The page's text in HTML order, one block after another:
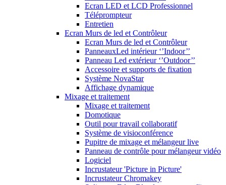
Ecran LED et LCD Professionnel
Téléprompteur
Entretien
Ecran Murs de led et Contrôleur
Ecran Murs de led et Contrôleur
PanneauxLed intérieur ‘’Indoor’’
Panneau Led extérieur ‘’Outdoor’’
Accessoire et supports de fixation
Système NovaStar
Affichage dynamique
Mixage et traitement
Mixage et traitement
Domotique
Outil pour travail collaboratif
Système de visioconférence
Pupitre de mixage et mélangeur live
Panneau de contrôle pour mélangeur vidéo
Logiciel
Incrustateur 'Picture in Picture'
Incrustateur Chromakey